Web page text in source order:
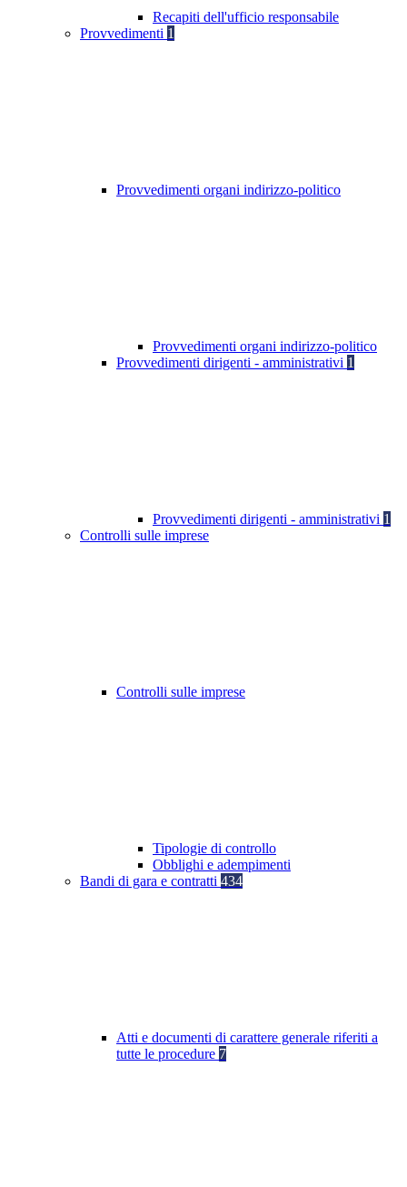
Recapiti dell'ufficio responsabile
Provvedimenti 1
Provvedimenti organi indirizzo-politico
Provvedimenti organi indirizzo-politico
Provvedimenti dirigenti - amministrativi 1
Provvedimenti dirigenti - amministrativi 1
Controlli sulle imprese
Controlli sulle imprese
Tipologie di controllo
Obblighi e adempimenti
Bandi di gara e contratti 434
Atti e documenti di carattere generale riferiti a
tutte le procedure 7